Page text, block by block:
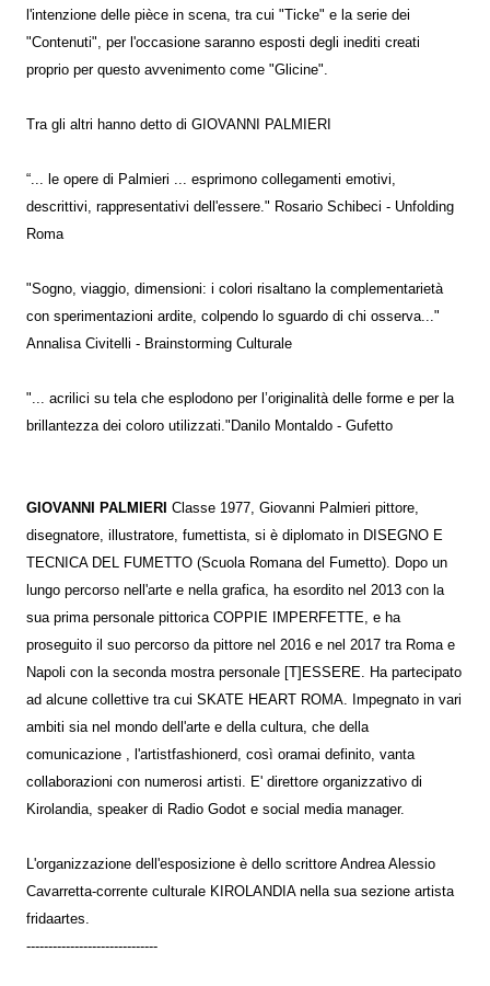
l'intenzione delle pièce in scena, tra cui "Ticke" e la serie dei
"Contenuti", per l'occasione saranno esposti degli inediti creati
proprio per questo avvenimento come "Glicine".
Tra gli altri hanno detto di GIOVANNI PALMIERI
“... le opere di Palmieri ... esprimono collegamenti emotivi,
descrittivi, rappresentativi dell'essere." Rosario Schibeci - Unfolding
Roma
"Sogno, viaggio, dimensioni: i colori risaltano la complementarietà
con sperimentazioni ardite, colpendo lo sguardo di chi osserva..."
Annalisa Civitelli - Brainstorming Culturale
"... acrilici su tela che esplodono per l’originalità delle forme e per la
brillantezza dei coloro utilizzati."Danilo Montaldo - Gufetto
GIOVANNI PALMIERI Classe 1977, Giovanni Palmieri pittore,
disegnatore, illustratore, fumettista, si è diplomato in DISEGNO E
TECNICA DEL FUMETTO (Scuola Romana del Fumetto). Dopo un
lungo percorso nell'arte e nella grafica, ha esordito nel 2013 con la
sua prima personale pittorica COPPIE IMPERFETTE, e ha
proseguito il suo percorso da pittore nel 2016 e nel 2017 tra Roma e
Napoli con la seconda mostra personale [T]ESSERE. Ha partecipato
ad alcune collettive tra cui SKATE HEART ROMA. Impegnato in vari
ambiti sia nel mondo dell'arte e della cultura, che della
comunicazione , l'artistfashionerd, così oramai definito, vanta
collaborazioni con numerosi artisti. E' direttore organizzativo di
Kirolandia, speaker di Radio Godot e social media manager.
L'organizzazione dell'esposizione è dello scrittore Andrea Alessio
Cavarretta-corrente culturale KIROLANDIA nella sua sezione artista
fridaartes.
------------------------------